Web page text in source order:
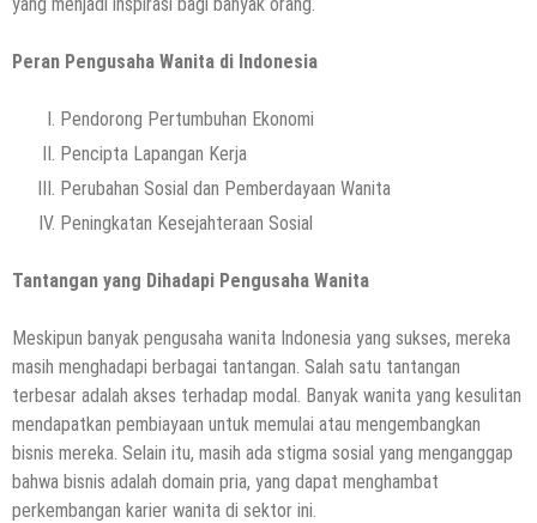
Peran Pengusaha Wanita di Indonesia
Pendorong Pertumbuhan Ekonomi
Pencipta Lapangan Kerja
Perubahan Sosial dan Pemberdayaan Wanita
Peningkatan Kesejahteraan Sosial
Tantangan yang Dihadapi Pengusaha Wanita
Meskipun banyak pengusaha wanita Indonesia yang sukses, mereka
masih menghadapi berbagai tantangan. Salah satu tantangan
terbesar adalah akses terhadap modal. Banyak wanita yang kesulitan
mendapatkan pembiayaan untuk memulai atau mengembangkan
bisnis mereka. Selain itu, masih ada stigma sosial yang menganggap
bahwa bisnis adalah domain pria, yang dapat menghambat
perkembangan karier wanita di sektor ini.